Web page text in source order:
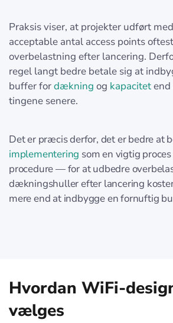
Praksis viser, at projekter udført
acceptable antal access points
overbelastning efter lancering.
regel langt bedre betale sig at
buffer fordækning og kapacitetend
tingene senere.
Det er præcis derfor, det er bedre at
implementering som en vigtig
procedure — for at udbedre
dækningshuller efter lancering
mere end at indbygge en fornuftig
Hvordan WiFi-
vælges